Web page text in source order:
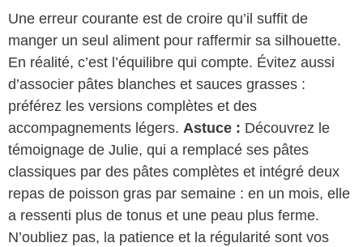
Une erreur courante est de croire qu’il suffit de
manger un seul aliment pour raffermir sa silhouette.
En réalité, c’est l’équilibre qui compte. Évitez aussi
d’associer pâtes blanches et sauces grasses :
préférez les versions complètes et des
accompagnements légers. Astuce : Découvrez le
témoignage de Julie, qui a remplacé ses pâtes
classiques par des pâtes complètes et intégré deux
repas de poisson gras par semaine : en un mois, elle
a ressenti plus de tonus et une peau plus ferme.
N’oubliez pas, la patience et la régularité sont vos